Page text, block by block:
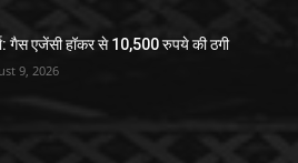
गैस एजेंसी हॉकर से 10,500 रुपये की ठगी
9, 2026